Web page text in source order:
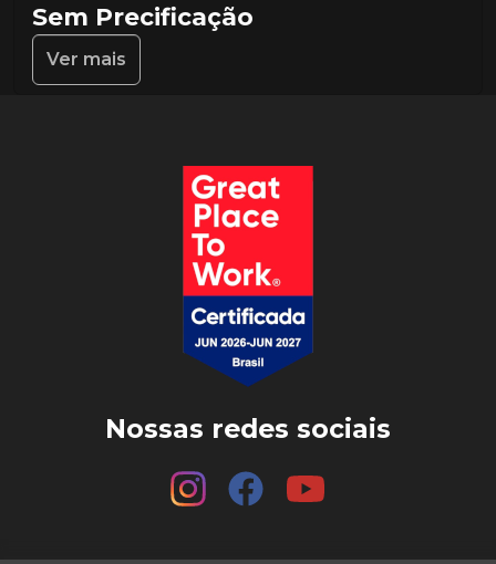
Sem Precificação
Ver mais
Nossas redes sociais